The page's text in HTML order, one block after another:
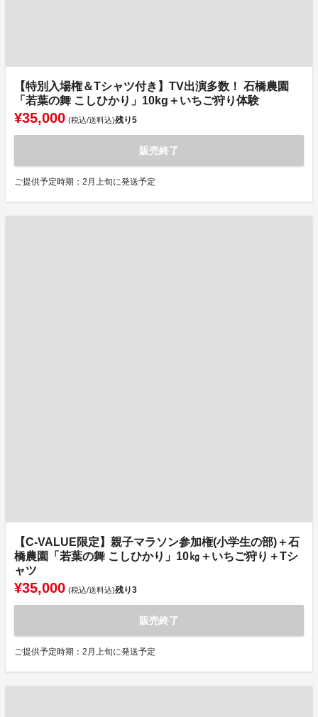
【特別入場権＆Tシャツ付き】TV出演多数！ 石橋農園
「若葉の舞 こしひかり」10kg＋いちご狩り体験
¥35,000 (税込/送料込)残り5
販売終了
ご提供予定時期：2月上旬に発送予定
【C-VALUE限定】親子マラソン参加権(小学生の部)＋石
橋農園「若葉の舞 こしひかり」10㎏＋いちご狩り＋Tシ
ャツ
¥35,000 (税込/送料込)残り3
販売終了
ご提供予定時期：2月上旬に発送予定